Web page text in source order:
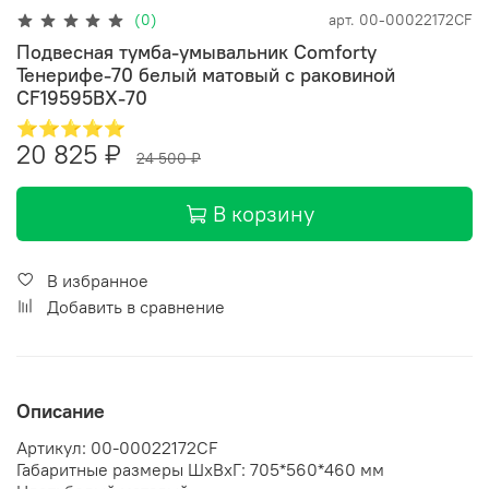
(0) арт. 00-00022172CF
Подвесная тумба-умывальник Comforty
Тенерифе-70 белый матовый с раковиной
CF19595BX-70
⭐⭐⭐⭐⭐
20 825 ₽ 24 500 ₽
В корзину
В избранное
Добавить в сравнение
Описание
Артикул: 00-00022172CF
Габаритные размеры ШхВхГ: 705*560*460 мм